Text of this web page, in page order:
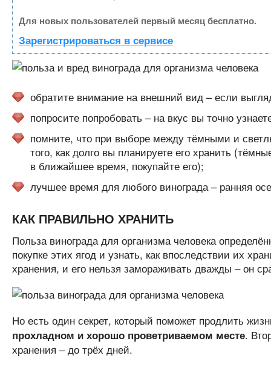
Для новых пользователей первый месяц бесплатно.
Зарегистрироваться в сервисе
обратите внимание на внешний вид – если
попросите попробовать – на вкус вы точно
помните, что при выборе между тёмными и
того, как долго вы планируете его хранить
в ближайшее время, покупайте его);
лучшее время для любого винограда – ранняя
КАК ПРАВИЛЬНО ХРАНИТЬ
Польза винограда для организма человека
покупке этих ягод и узнать, как впоследствии их
хранения, и его нельзя замораживать дважды – он
Но есть один секрет, который поможет продлить
прохладном и хорошо проветриваемом месте.
хранения – до трёх дней.